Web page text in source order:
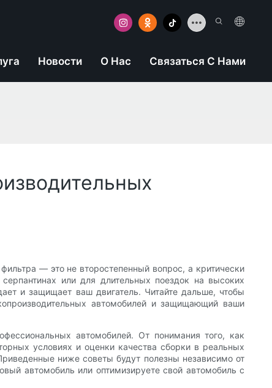
Новости О Нас Связаться С Нами
— это не второстепенный вопрос, а критически
или для длительных поездок на высоких
и защищает ваш двигатель. Читайте дальше, чтобы
автомобилей и защищающий ваши
автомобилей. От понимания того, как
условиях и оценки качества сборки в реальных
ниже советы будут полезны независимо от
автомобиль или оптимизируете свой автомобиль с